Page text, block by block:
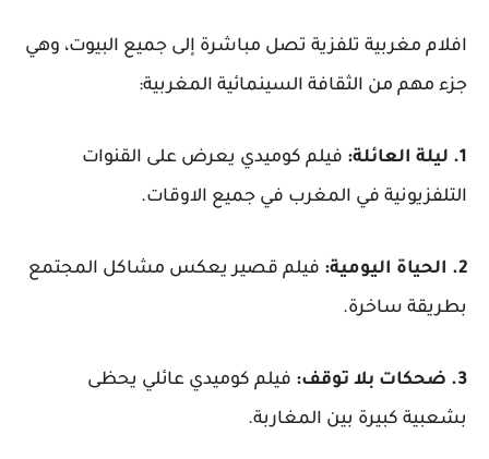
افلام مغربية تلفزية تصل مباشرة إلى جميع البيوت، وهي
جزء مهم من الثقافة السينمائية المغربية:
1. ليلة العائلة:
فيلم كوميدي يعرض على القنوات
التلفزيونية في المغرب في جميع الاوقات.
2. الحياة اليومية:
فيلم قصير يعكس مشاكل المجتمع
بطريقة ساخرة.
3. ضحكات بلا توقف:
فيلم كوميدي عائلي يحظى
بشعبية كبيرة بين المغاربة.